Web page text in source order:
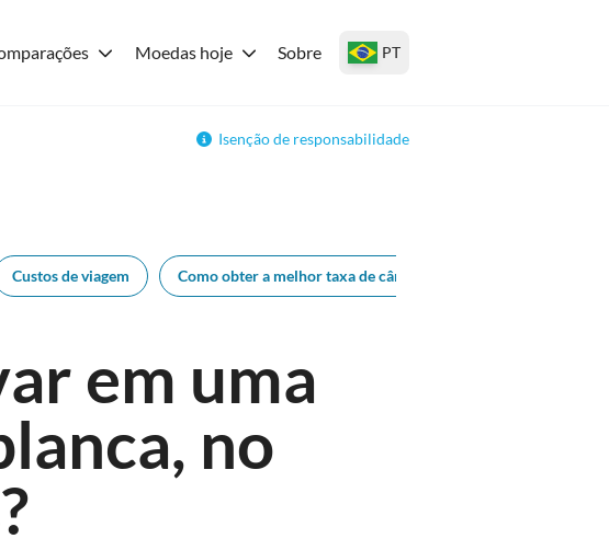
Moedas hoje Sobre PT
Isenção de responsabilidade
Custos de viagem Como obter a melhor taxa de câmbio
em uma
no